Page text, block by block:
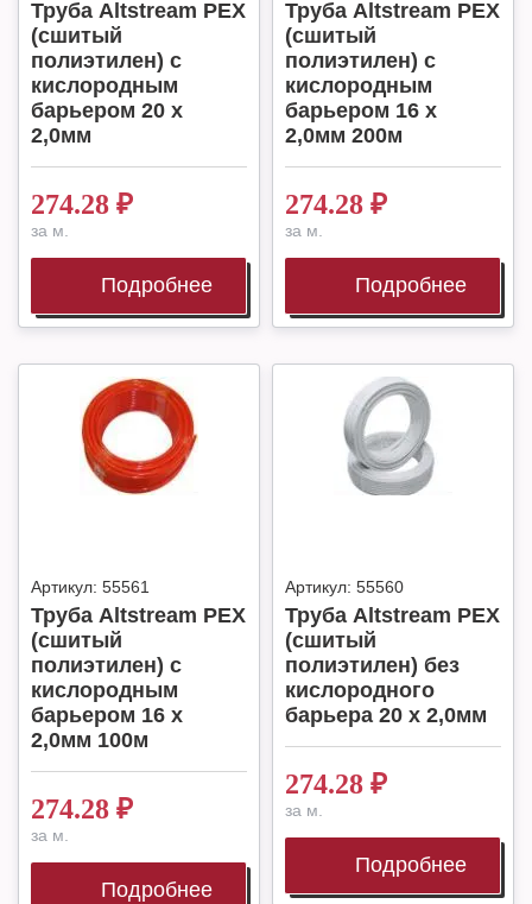
Труба Altstream PEX
(сшитый
полиэтилен) с
кислородным
барьером 20 х
2,0мм
274.28 ₽
за м.
Подробнее
Труба Altstream PEX
(сшитый
полиэтилен) с
кислородным
барьером 16 х
2,0мм 200м
274.28 ₽
за м.
Подробнее
Артикул: 55561
Труба Altstream PEX
(сшитый
полиэтилен) с
кислородным
барьером 16 х
2,0мм 100м
274.28 ₽
за м.
Подробнее
Артикул: 55560
Труба Altstream PEX
(сшитый
полиэтилен) без
кислородного
барьера 20 х 2,0мм
274.28 ₽
за м.
Подробнее